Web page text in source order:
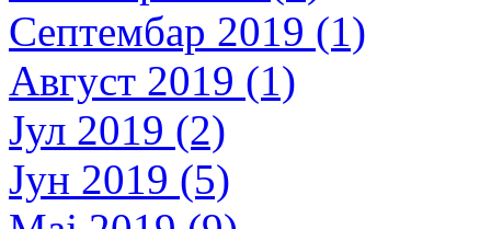
Септембар 2019 (1)
Август 2019 (1)
Јул 2019 (2)
Јун 2019 (5)